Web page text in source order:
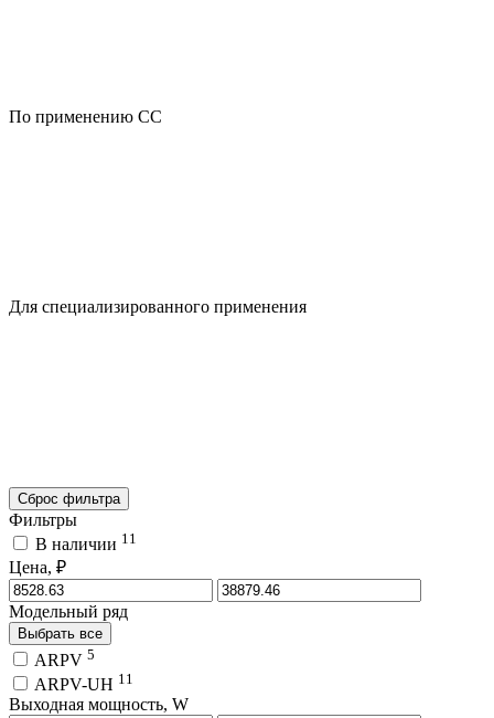
По применению CC
Для специализированного применения
Сброс фильтра
Фильтры
В наличии 11
Цена, ₽
Модельный ряд
Выбрать все
ARPV 5
ARPV-UH 11
Выходная мощность, W